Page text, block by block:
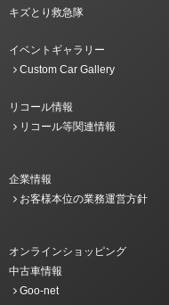
キズとり救急隊
イベントギャラリー
Custom Car Gallery
リコール情報
リコール等関連情報
企業情報
お客様本位の業務運営方針
オンラインショッピング
中古車情報
Goo-net